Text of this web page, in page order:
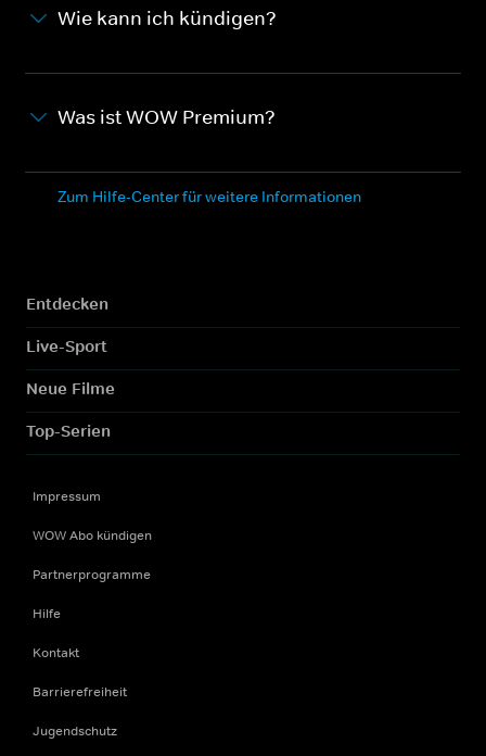
Wie kann ich kündigen?
Was ist WOW Premium?
Zum Hilfe-Center für weitere Informationen
Entdecken
Live-Sport
Neue Filme
Top-Serien
Impressum
WOW Abo kündigen
Partnerprogramme
Hilfe
Kontakt
Barrierefreiheit
Jugendschutz